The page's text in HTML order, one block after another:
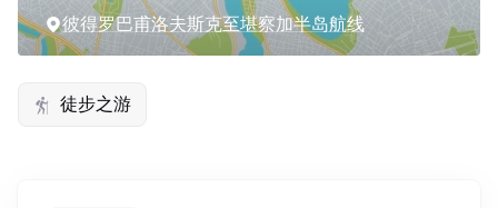
彼得罗巴甫洛夫斯克至堪察加半岛航线
徒步之游